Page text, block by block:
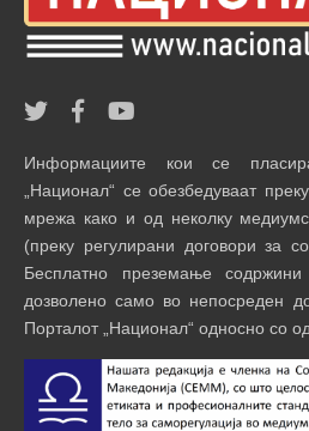
Информациите кои се
„Национал“ се обезбедуваат
мрежа како и од неколку
(преку регулирани договори за
Бесплатно преземање
дозволено само во непосреден
Порталот „Национал“ односно со